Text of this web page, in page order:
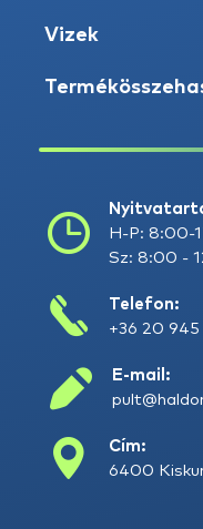
Vizek
H-P: 8:00-
Sz: 8:00 -
Telefon:
+36 20 945
E-mail:
Cím:
6400